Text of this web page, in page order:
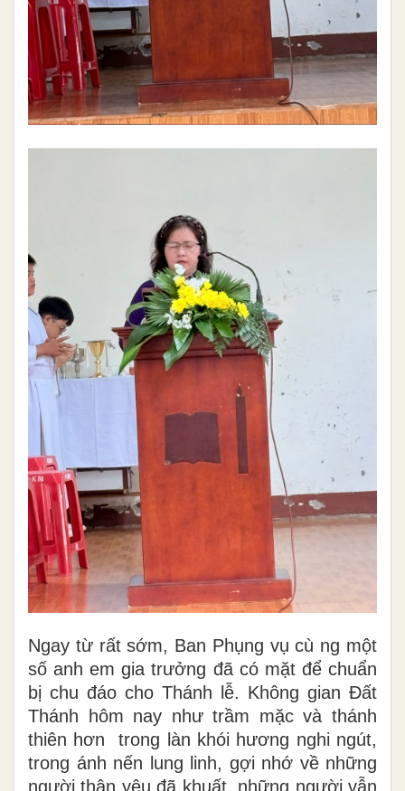
Ngay từ rất sớm, Ban Phụng vụ cù ng một
số anh em gia trưởng đã có mặt để chuẩn
bị chu đáo cho Thánh lễ. Không gian Đất
Thánh hôm nay như trầm mặc và thánh
thiên hơn trong làn khói hương nghi ngút,
trong ánh nến lung linh, gợi nhớ về những
người thân yêu đã khuất, những người vẫn